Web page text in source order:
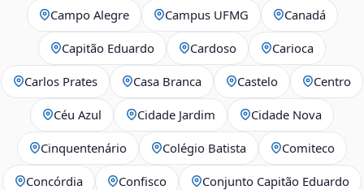
Campo Alegre Campus UFMG Canadá
Capitão Eduardo Cardoso Carioca
Carlos Prates Casa Branca Castelo Centro
Céu Azul Cidade Jardim Cidade Nova
Cinquentenário Colégio Batista Comiteco
Concórdia Confisco Conjunto Capitão Eduardo